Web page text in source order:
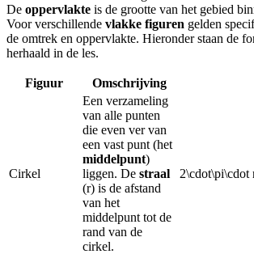
De oppervlakte is de grootte van het gebied
Voor verschillende vlakke figuren gelden
de omtrek en oppervlakte. Hieronder staan de
herhaald in de les.
Figuur Omschrijving
Cirkel
Een verzameling
van alle punten
die even ver van
een vast punt (het
middelpunt)
liggen. De straal
(r) is de afstand
van het
middelpunt tot de
rand van de
cirkel.